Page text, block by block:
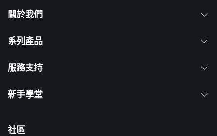
關於我們
系列產品
服務支持
新手學堂
社區